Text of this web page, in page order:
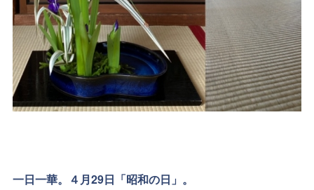
一日一華。４月29日「昭和の日」。